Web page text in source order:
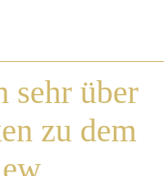
sehr über
zu dem